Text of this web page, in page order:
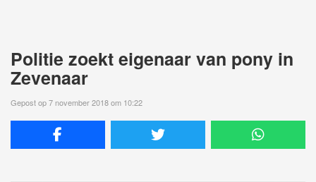
Politie zoekt eigenaar van pony in
Zevenaar
Gepost op 7 november 2018 om 10:22